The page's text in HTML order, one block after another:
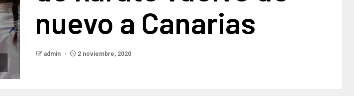
nuevo a Canarias
admin 2 noviembre, 2020